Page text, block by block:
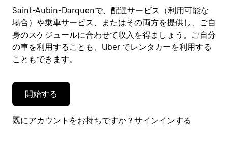
ー
を
閉
じ
ま
す。
Saint-Aubin-Darquenで、配達サービス（利用可能な
場合）や乗車サービス、またはその両方を提供し、ご自
身のスケジュールに合わせて収入を得ましょう。ご自分
の車を利用することも、Uber でレンタカーを利用する
こともできます。
開始する
既にアカウントをお持ちですか？サインインする